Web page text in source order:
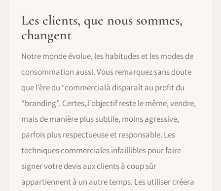
Les clients, que nous sommes,
changent
Notre monde évolue, les habitudes et les modes de
consommation aussi. Vous remarquez sans doute
que l’ère du “commercialà disparaît au profit du
“branding”. Certes, l’objectif reste le même, vendre,
mais de manière plus subtile, moins agressive,
parfois plus respectueuse et responsable. Les
techniques commerciales infaillibles pour faire
signer votre devis aux clients à coup sûr
appartiennent à un autre temps. Les utiliser créera